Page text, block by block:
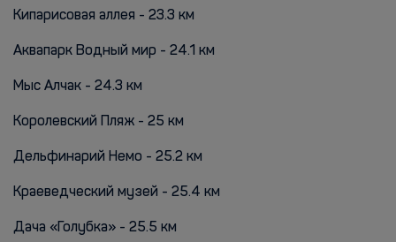
Кипарисовая аллея - 23.3 км
Аквапарк Водный мир - 24.1 км
Мыс Алчак - 24.3 км
Королевский Пляж - 25 км
Дельфинарий Немо - 25.2 км
Краеведческий музей - 25.4 км
Дача «Голубка» - 25.5 км